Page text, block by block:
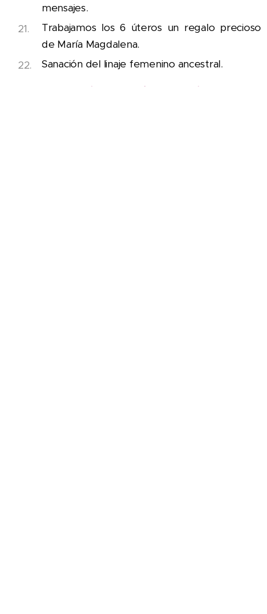
mensajes.
Trabajamos los 6 úteros un regalo precioso
de María Magdalena.
Sanación del linaje femenino ancestral.
mportante trabajamos según la necesidad de cada